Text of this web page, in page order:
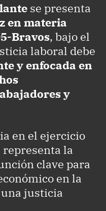
se presenta
en materia
Bravos, bajo el
laboral debe
y enfocada en
y
en el ejercicio
la
clave para
en la
justicia